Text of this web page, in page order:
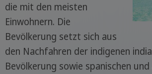
die mit den meisten
Einwohnern. Die
Bevölkerung setzt sich aus
den Nachfahren der indigenen
Bevölkerung sowie spanischen